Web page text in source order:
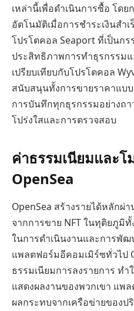
เหล่านี้เพื่อดำเนินการซื้อ โด
อัตโนมัติเมื่อการชำระเงินสำเ
โปรโตคอล Seaport ที่เป็นก
ประสิทธิภาพการทำธุรกรรม
เปรียบเทียบกับโปรโตคอล
สนับสนุนทั้งการขายราคาแบ
การบันทึกทุกธุรกรรมอย่างถ
โปร่งใสและการตรวจสอบ
ค่าธรรมเนียมและโ
OpenSea
OpenSea สร้างรายได้หลักผ่
จากการขาย NFT ในทุติยภูมิ
ในการดำเนินงานและการพั
แพลตฟอร์มอีคอมเมิร์ซทั่วไป
ธรรมเนียมการลงรายการ ท
แสดงผลงานของพวกเขา แพ
ผลกระทบจากเครือข่ายของ